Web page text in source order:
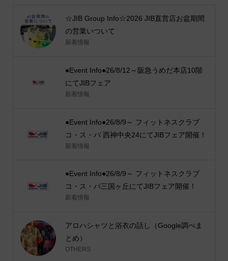
☆JIB Group Info☆2026 JIB直営店お盆期間
の営業いついて
新着情報
●Event Info●26/8/12～阪急うめだ本店10階
にてJIBフェア
新着情報
●Event Info●26/8/9～ フィットネスクラブ
コ・ス・パ 西神中央24にてJIBフェア開催！
新着情報
●Event Info●26/8/9～ フィットネスクラブ
コ・ス・パ三国ヶ丘にてJIBフェア開催！
新着情報
アロハシャツと浴衣の話し（Google調べま
とめ）
OTHERS